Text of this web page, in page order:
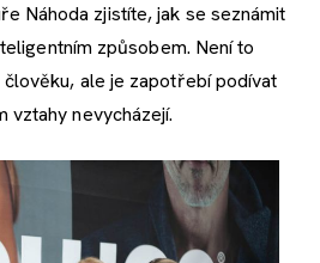
Náhoda zjistíte, jak se seznámit
způsobem. Není to
ale je zapotřebí podívat
vztahy nevycházejí.